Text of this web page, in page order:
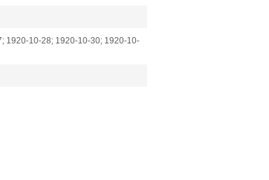
1920-10-28; 1920-10-30; 1920-10-